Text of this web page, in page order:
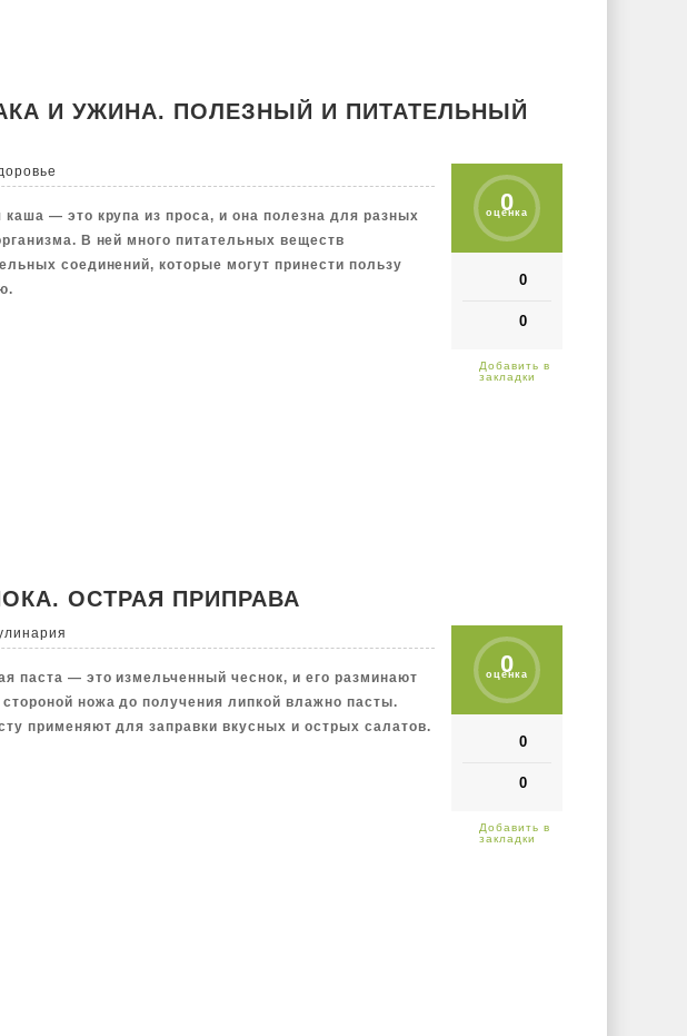
И УЖИНА. ПОЛЕЗНЫЙ И ПИТАТЕЛЬНЫЙ
0
оценка
0
0
каша — это крупа из проса, и она полезна для разных
В ней много питательных веществ
соединений, которые могут принести пользу
ОСТРАЯ ПРИПРАВА
0
оценка
0
0
паста — это измельченный чеснок, и его разминают
ножа до получения липкой влажно пасты.
применяют для заправки вкусных и острых салатов.